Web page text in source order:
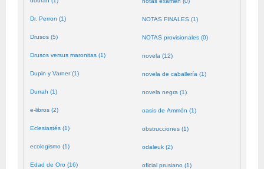
Dr. Perron (1)
Drusos (5)
Drusos versus maronitas (1)
Dupin y Varner (1)
Durrah (1)
e-libros (2)
Eclesiastés (1)
ecologismo (1)
Edad de Oro (16)
NOTAS FINALES (1)
NOTAS provisionales (0)
novela (12)
novela de caballería (1)
novela negra (1)
oasis de Ammón (1)
obstrucciones (1)
odaleuk (2)
oficial prusiano (1)